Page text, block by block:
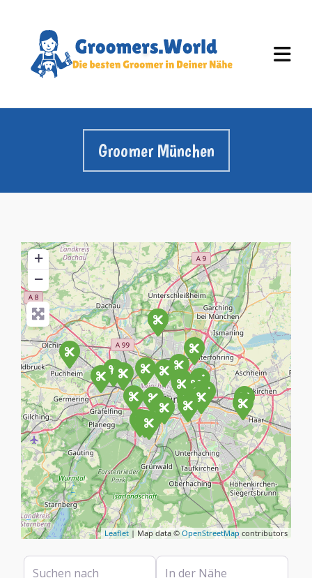
Groomer München
+
−
Leaflet | Map data © OpenStreetMap contributors
Suchen nach In der Nähe